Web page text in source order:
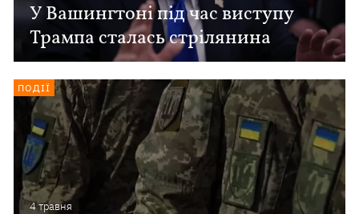
У Вашингтоні під час виступу
Трампа сталась стрілянина
4 травня
ПОДІЇ